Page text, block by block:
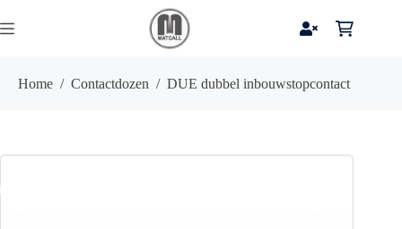
naar
de
Home / Contactdozen / DUE dubbel inbouwstopcontact